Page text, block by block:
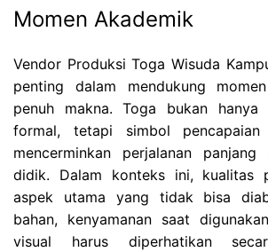
Momen Akademik
Vendor Produksi Toga Wisuda
penting dalam mendukung
penuh makna. Toga bukan hanya
formal, tetapi simbol pencapaian
mencerminkan perjalanan panjang
didik. Dalam konteks ini, kualitas
aspek utama yang tidak bisa
bahan, kenyamanan saat
visual harus diperhatikan